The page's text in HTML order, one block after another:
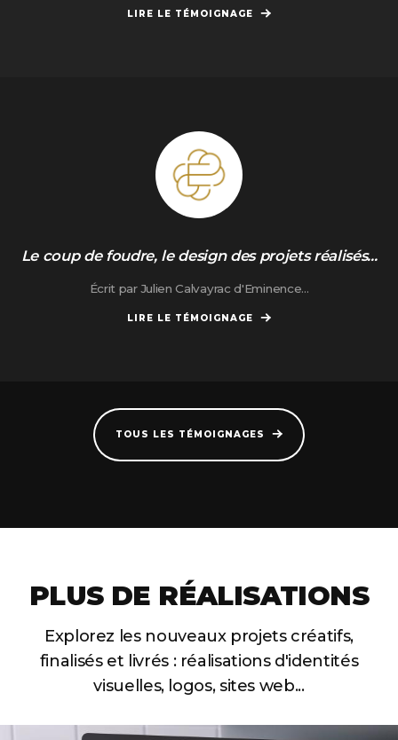
LIRE LE TÉMOIGNAGE
Le coup de foudre, le design des projets réalisés...
Écrit par Julien Calvayrac d'Eminence...
LIRE LE TÉMOIGNAGE
TOUS LES TÉMOIGNAGES
PLUS DE RÉALISATIONS
Explorez les nouveaux projets créatifs,
finalisés et livrés :réalisations d'identités
visuelles, logos, sites web...